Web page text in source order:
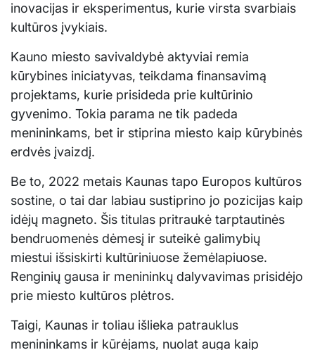
inovacijas ir eksperimentus, kurie virsta svarbiais
kultūros įvykiais.
Kauno miesto savivaldybė aktyviai remia
kūrybines iniciatyvas, teikdama finansavimą
projektams, kurie prisideda prie kultūrinio
gyvenimo. Tokia parama ne tik padeda
menininkams, bet ir stiprina miesto kaip kūrybinės
erdvės įvaizdį.
Be to, 2022 metais Kaunas tapo Europos kultūros
sostine, o tai dar labiau sustiprino jo pozicijas kaip
idėjų magneto. Šis titulas pritraukė tarptautinės
bendruomenės dėmesį ir suteikė galimybių
miestui išsiskirti kultūriniuose žemėlapiuose.
Renginių gausa ir menininkų dalyvavimas prisidėjo
prie miesto kultūros plėtros.
Taigi, Kaunas ir toliau išlieka patrauklus
menininkams ir kūrėjams, nuolat auga kaip